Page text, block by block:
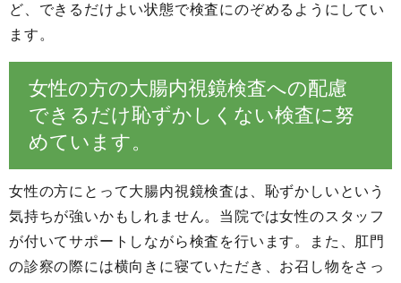
ど、できるだけよい状態で検査にのぞめるようにしてい
ます。
女性の方の大腸内視鏡検査への配慮
できるだけ恥ずかしくない検査に努
めています。
女性の方にとって大腸内視鏡検査は、恥ずかしいという
気持ちが強いかもしれません。当院では女性のスタッフ
が付いてサポートしながら検査を行います。また、肛門
の診察の際には横向きに寝ていただき、お召し物をさっ